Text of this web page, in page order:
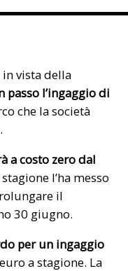
vista della
passo l’ingaggio di
che la società
a costo zero dal
l’ha messo
il
30 giugno.
per un ingaggio
a stagione. La